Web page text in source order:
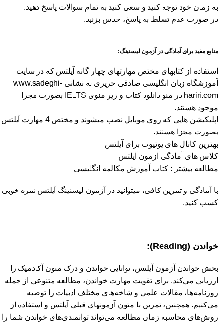
به زمان خود توجه کنید و سعی کنید به تمام سوالات پاسخ دهید.
در صورت عدم تسلط به پاسخ، حدس بزنید.
منابع مفید برای آمادگی در آزمون لیسنینگ:
استفاده از کتاب­های مختص مهارت­های چهار گانه آیلتس که در سایت
آموزشگاه زبان انگلیسی صادقی حریری به نشانی www.sadeghi-
hariri.com در منو دانلود کتاب و زیر منوی IELTS بصورت مجزا
موجود هستند.
اپلیکیشن هایی که روی موبایل نصب می­شوند و مختص 4 مهارت آیلتس
بصورت مجزا هستند.
بهترین کانال های یوتیوب برای آیلتس
کلاس های آمادگی آزمون آیلتس
مطالعه بیشتر : کتاب آموزش مکالمه انگلیسی
با آمادگی و تمرین کافی، می­توانید در آزمون لیسنینگ آیلتس نمره خوبی
کسب کنید.
خواندن (
Reading
)
:
بخش خواندن آزمون آیلتس، توانایی خواندن و درک متون آکادمیک را
ارزیابی می‌کند. برای تقویت مهارت خواندن، مطالعه متنوعی از جمله
روزنامه‌ها، مقالات علمی و شاخه‌های مختلف ادبیات را توصیه
می‌کنیم. همچنین، تمرین با متون آزمون­های قبلی آیلتس و استفاده از
روش‌های محاسبه زمان مطالعه می‌تواند توانمندی‌های خواندن شما را